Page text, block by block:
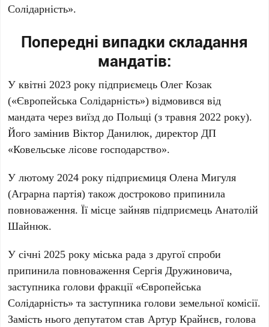
Солідарність».
Попередні випадки складання
мандатів:
У квітні 2023 року підприємець Олег Козак
(«Європейська Солідарність») відмовився від
мандата через виїзд до Польщі (з травня 2022 року).
Його замінив Віктор Данилюк, директор ДП
«Ковельське лісове господарство».
У лютому 2024 року підприємиця Олена Мигуля
(Аграрна партія) також достроково припинила
повноваження. Її місце зайняв підприємець Анатолій
Шайнюк.
У січні 2025 року міська рада з другої спроби
припинила повноваження Сергія Дружиновича,
заступника голови фракції «Європейська
Солідарність» та заступника голови земельної комісії.
Замість нього депутатом став Артур Крайнєв, голова